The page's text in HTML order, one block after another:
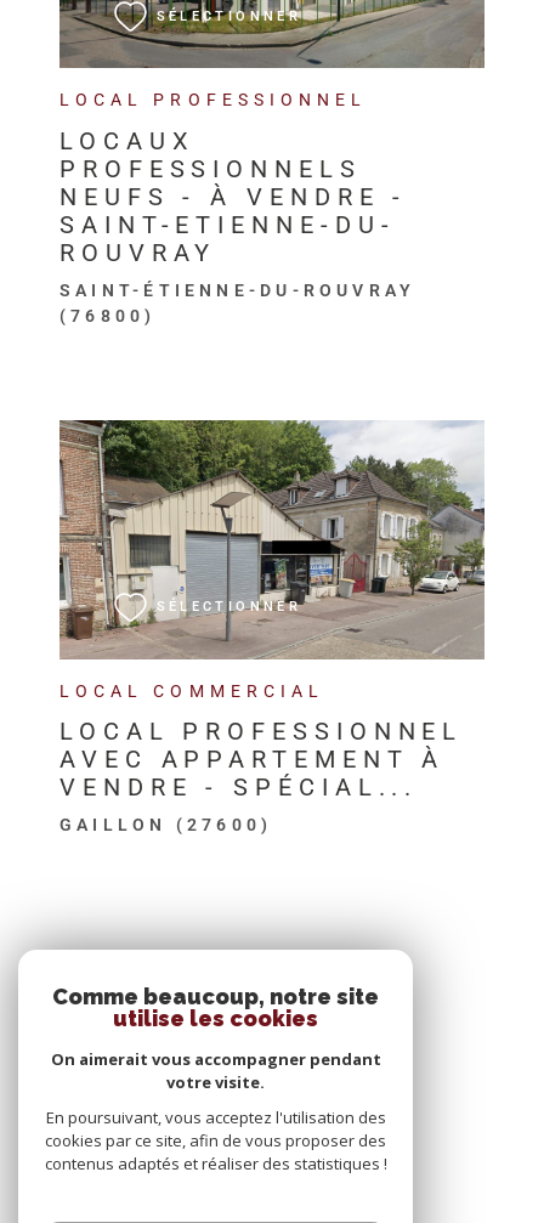
LOCAL PROFESSIONNEL
LOCAUX
PROFESSIONNELS
NEUFS - À VENDRE -
SAINT-ETIENNE-DU-
ROUVRAY
SAINT-ÉTIENNE-DU-ROUVRAY
(76800)
SÉLECTIONNER
LOCAL COMMERCIAL
LOCAL PROFESSIONNEL
AVEC APPARTEMENT À
VENDRE - SPÉCIAL...
GAILLON (27600)
SÉLECTIONNER
VOIR LE BIEN
Comme beaucoup, notre site
utilise les cookies
On aimerait vous accompagner pendant
votre visite.
En poursuivant, vous acceptez l'utilisation des
cookies par ce site, afin de vous proposer des
contenus adaptés et réaliser des statistiques !